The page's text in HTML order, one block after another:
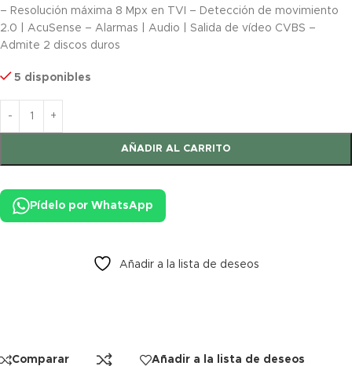
– Resolución máxima 8 Mpx en TVI – Detección de movimiento
2.0 | AcuSense – Alarmas | Audio | Salida de vídeo CVBS –
Admite 2 discos duros
5 disponibles
AÑADIR AL CARRITO
Pídelo por WhatsApp
Añadir a la lista de deseos
Comparar Añadir a la lista de deseos